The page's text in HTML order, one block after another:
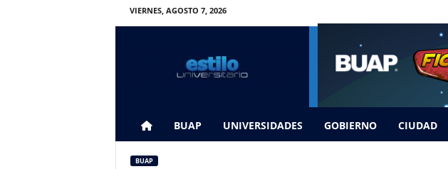
VIERNES, AGOSTO 7, 2026
BUAP UNIVERSIDADES GOBIERNO CIUDAD
BUAP